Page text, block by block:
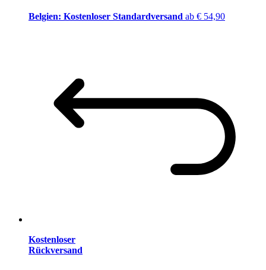
Belgien: Kostenloser Standardversand ab € 54,90
Kostenloser
Rückversand